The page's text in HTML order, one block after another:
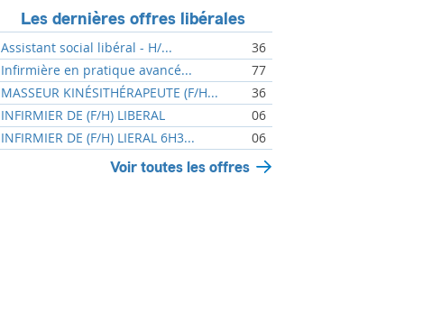
Les dernières offres libérales
Assistant social libéral - H/...
36
Infirmière en pratique avancé...
77
MASSEUR KINÉSITHÉRAPEUTE (F/H...
36
INFIRMIER DE (F/H) LIBERAL
06
INFIRMIER DE (F/H) LIERAL 6H3...
06
Voir toutes les offres